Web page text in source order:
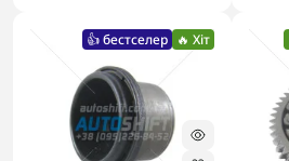
👍 бестселер 🔥 Хіт